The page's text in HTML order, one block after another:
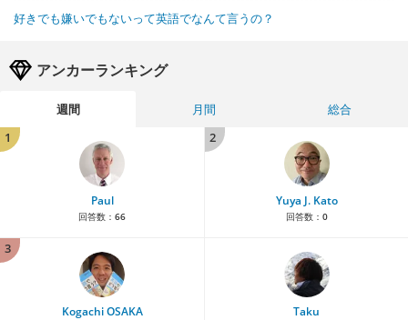
好きでも嫌いでもないって英語でなんて言うの？
アンカーランキング
週間 月間
総合
1
Paul
回答数： 66
2
Yuya J. Kato
回答数： 0
3
Kogachi OSAKA Taku